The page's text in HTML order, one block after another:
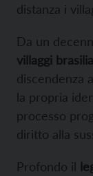
distanza i
Da un
villaggi
discendenza
la propria
processo
diritto alla
Profondo il